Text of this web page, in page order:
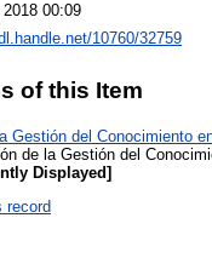
2018 00:09
10760/32759
of this Item
Gestión del Conocimiento
de la Gestión del
Displayed]
record